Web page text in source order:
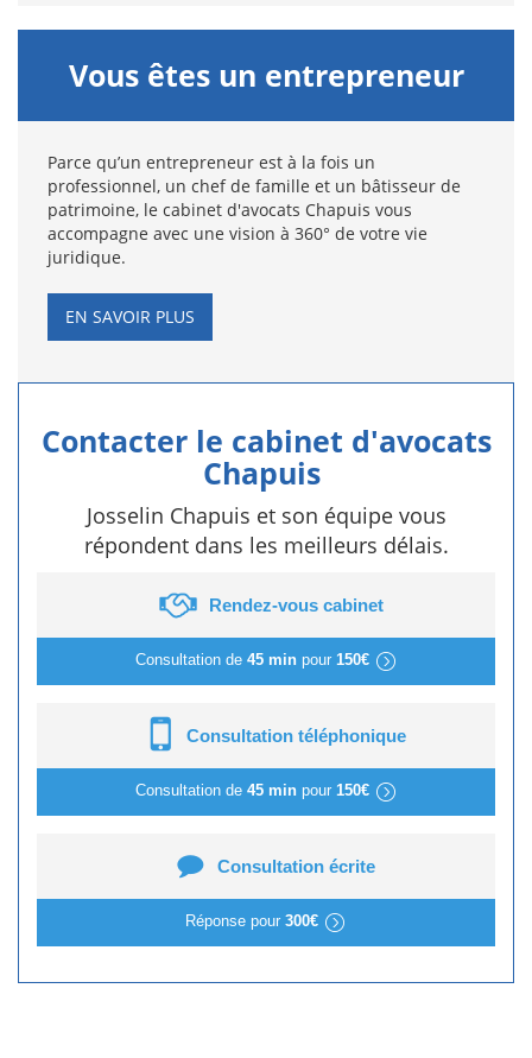
Vous êtes un entrepreneur
Parce qu’un entrepreneur est à la fois un
professionnel, un chef de famille et un bâtisseur de
patrimoine, le cabinet d'avocats Chapuis vous
accompagne avec une vision à 360° de votre vie
juridique.
EN SAVOIR PLUS
Contacter le cabinet d'avocats
Chapuis
Josselin Chapuis et son équipe vous
répondent dans les meilleurs délais.
Rendez-vous cabinet
Consultation de 45 minpour 150€
Consultation téléphonique
Consultation de 45 minpour 150€
Consultation écrite
Réponse pour 300€